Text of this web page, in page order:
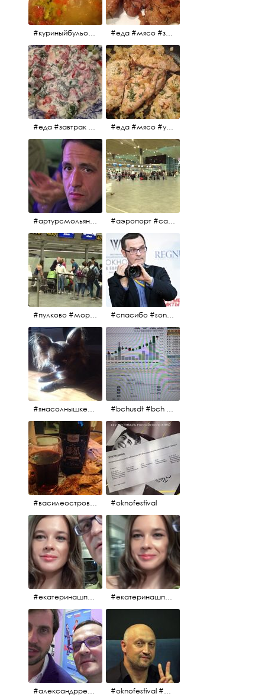
#куриныйбульон #лавровыйлист #помидоры #картофель #чеснок #лук #морковь #приправы #перецдушистый #курица #ужин #еда #сольповкусу #жёлтыйкарри #имбирь #кориандр #кокос #лимонныйсок #оливковоемасло #кумин #кайенскийперец #еда #мясо #завтрак #источниквдохновения #люблюготовить
#еда #завтрак #витамины #помидоры #укроп #огурцы #сметана #салат #еда #мясо #утро #завтрак #едакакисточниквдохновения
#артурсмольянинов @melnikovadsh #artursmolyaninov #аэропорт #санктпетербург #пулково #мореморе #моремолнцепесок #дваночи
#пулково #море #песок #лето #морепесоксолнце #дваночи #спасибо #sony #nikon #oknofestivsl @alex_kurov #aplgallery
#янасолнышкележу #янасолнышкогляжу #чихуахуа #bchusdt #bch #usdt #sell #buy #exchange #markets #bitcoincash #cryptocurrency #pump
#василеостровское #синяяборода #пиво #пивовобла #вобла #рыба #oknofestival
#екатеринашпица #шпица @ekaterinashpitsa #екатеринашпица #шпица @ekaterinashpitsa
#александрревва #ревва #артурпирожков #бабушкалегкогоповедения @arthurpirozhkov #oknofestival #gosha #гошакуценко